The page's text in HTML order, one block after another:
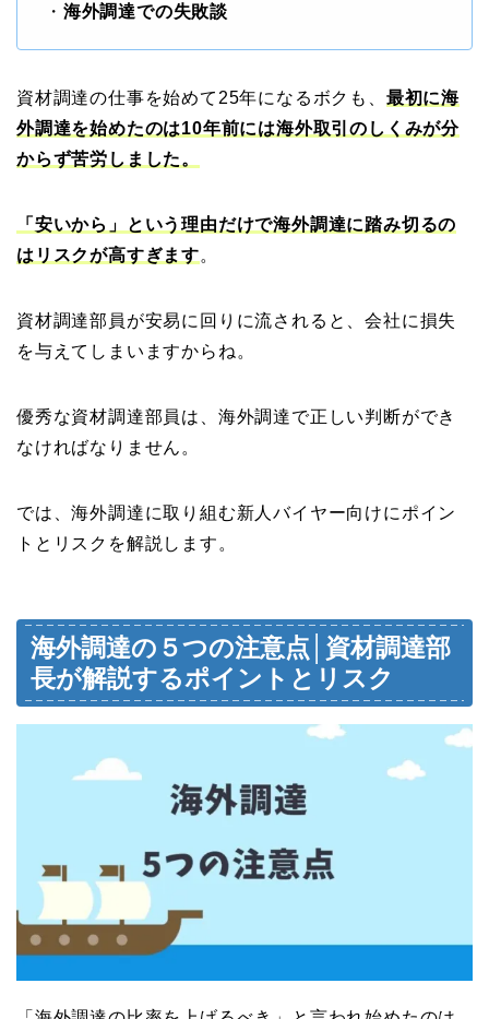
・ 海外調達での失敗談
資材調達の仕事を始めて25年になるボクも、 最初に海
外調達を始めたのは10年前には海外取引のしくみが分
からず苦労しました。
「安いから」という理由だけで海外調達に踏み切るの
はリスクが高すぎます。
資材調達部員が安易に回りに流されると、会社に損失
を与えてしまいますからね。
優秀な資材調達部員は、海外調達で正しい判断ができ
なければなりません。
では、海外調達に取り組む新人バイヤー向けにポイン
トとリスクを解説します。
海外調達の５つの注意点│資材調達部
長が解説するポイントとリスク